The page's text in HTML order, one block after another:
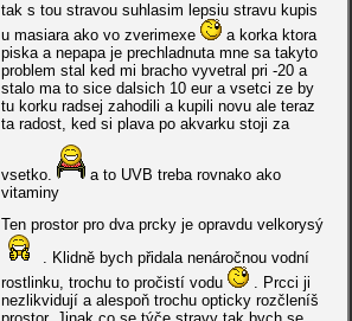
tak s tou stravou suhlasim lepsiu stravu kupis
u masiara ako vo zverimexe
a korka ktora
piska a nepapa je prechladnuta mne sa takyto
problem stal ked mi bracho vyvetral pri -20 a
stalo ma to sice dalsich 10 eur a vsetci ze by
tu korku radsej zahodili a kupili novu ale teraz
ta radost, ked si plava po akvarku stoji za
vsetko.
a to UVB treba rovnako ako
vitaminy
Ten prostor pro dva prcky je opravdu velkorysý
. Klidně bych přidala nenáročnou vodní
rostlinku, trochu to pročistí vodu
. Prcci ji
nezlikvidují a alespoň trochu opticky rozčleníš